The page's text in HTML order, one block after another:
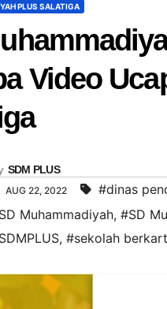
PLUS SALATIGA
Video
SDM PLUS
AUG 22, 2022 #dinas
Muhammadiyah, #SD
, #sekolah